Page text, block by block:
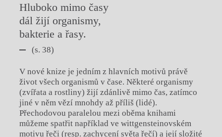
Hluboko mimo časy
dál žijí organismy,
bakterie a řasy.
(s. 38)
V nové knize je jedním z hlavních motivů právě
život všech organismů v čase. Některé organismy
(zvířata a rostliny) žijí zdánlivě mimo čas, zatímco
jiné v něm vězí mnohdy až příliš (lidé).
Přechodovou paralelou mezi oběma knihami
můžeme spatřit například ve wittgensteinovském
motivu řeči (resp. zachycení světa řečí) a její složité